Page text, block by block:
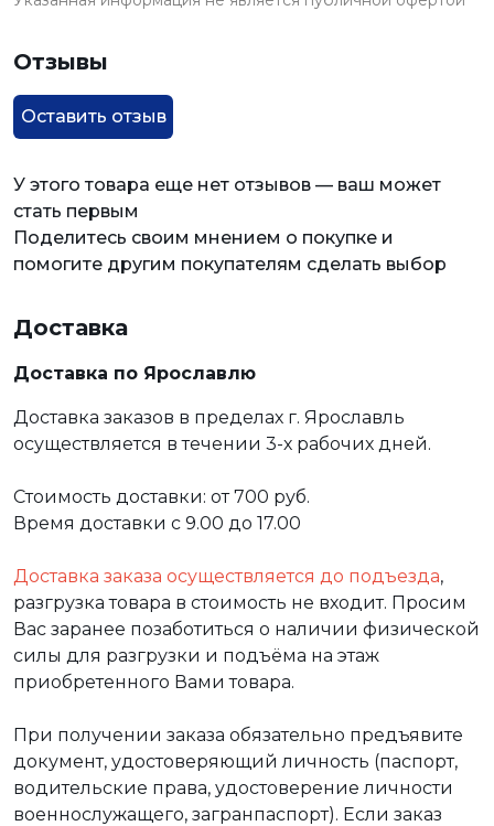
Отзывы
Оставить отзыв
У этого товара еще нет отзывов — ваш может
стать первым
Поделитесь своим мнением о покупке и
помогите другим покупателям сделать выбор
Доставка
Доставка по Ярославлю
Доставка заказов в пределах г. Ярославль
осуществляется в течении 3-х рабочих дней.
Стоимость доставки: от 700 руб.
Время доставки с 9.00 до 17.00
Доставка заказа осуществляется до подъезда,
разгрузка товара в стоимость не входит. Просим
Вас заранее позаботиться о наличии физической
силы для разгрузки и подъёма на этаж
приобретенного Вами товара.
При получении заказа обязательно предъявите
документ, удостоверяющий личность (паспорт,
водительские права, удостоверение личности
военнослужащего, загранпаспорт). Если заказ